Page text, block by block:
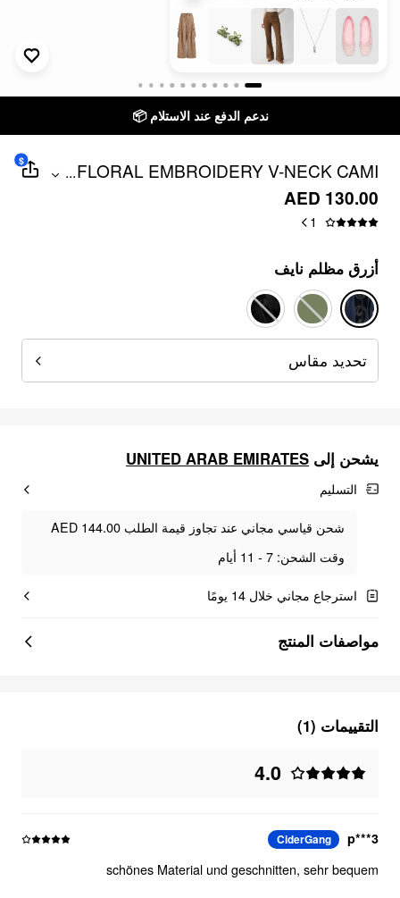
ندعم الدفع عند الاستلام 📦
FLORAL EMBROIDERY V-NECK CAMI
TOP WITH LACE TRIM
...
AED 130.00
1
$
أزرق مظلم نايف
تحديد مقاس
يشحن إلى UNITED ARAB EMIRATES
التسليم
شحن قياسي مجاني عند تجاوز قيمة الطلب AED 144.00
وقت الشحن: 7 - 11 أيام
استرجاع مجاني خلال 14 يومًا
مواصفات المنتج
التقييمات (1)
4.0
p***3
CiderGang
schönes Material und geschnitten, sehr bequem